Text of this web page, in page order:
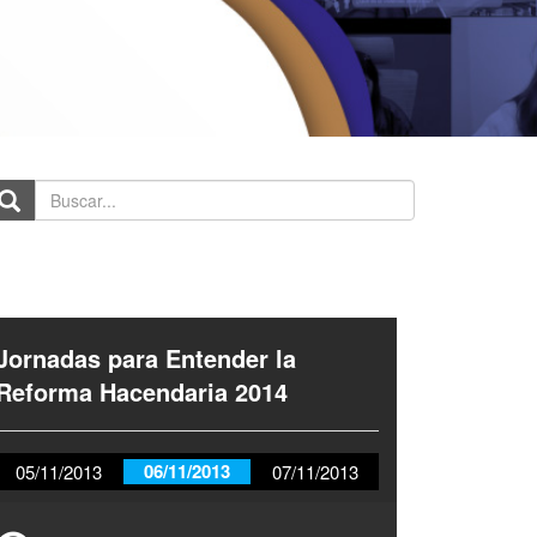
para Entender la
Hacendaria 2014
05/11/2013 06/11/2013 07/11/2013